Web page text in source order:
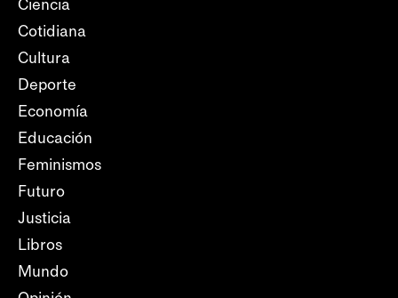
Ciencia
Cotidiana
Cultura
Deporte
Economía
Educación
Feminismos
Futuro
Justicia
Libros
Mundo